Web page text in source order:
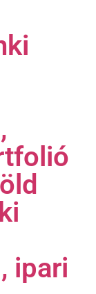
ipari